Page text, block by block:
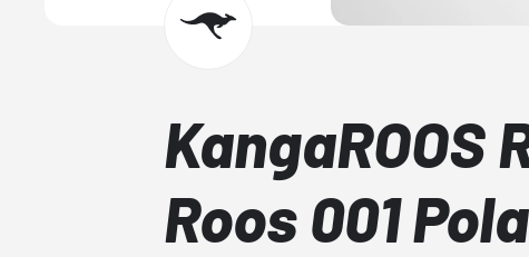
KangaROOS
Roos 001